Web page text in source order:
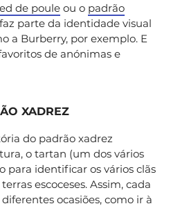
de poule ou o padrão
parte da identidade visual
a Burberry, por exemplo. E
de anónimas e
XADREZ
do padrão xadrez
o tartan (um dos vários
para identificar os vários clãs
escoceses. Assim, cada
ocasiões, como ir à